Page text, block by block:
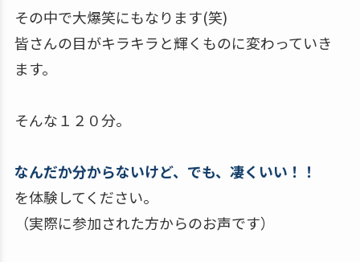
その中で大爆笑にもなります(笑)
皆さんの目がキラキラと輝くものに変わっていき
ます。
そんな１２０分。
なんだか分からないけど、でも、凄くいい！！
を体験してください。
（実際に参加された方からのお声です）